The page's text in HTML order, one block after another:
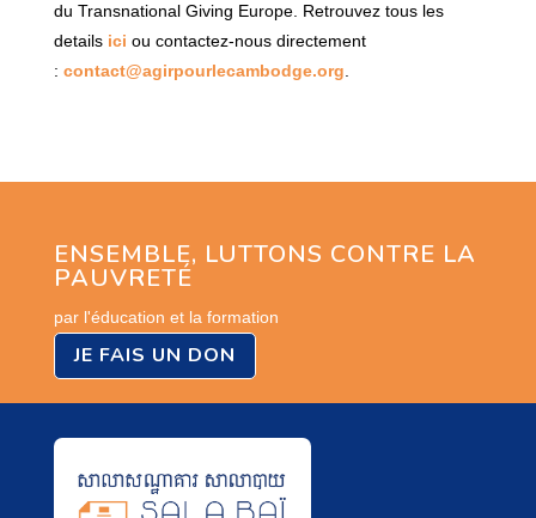
du Transnational Giving Europe. Retrouvez tous les
details ici ou contactez-nous directement
: contact@agirpourlecambodge.org.
ENSEMBLE, LUTTONS CONTRE LA
PAUVRETÉ
par l'éducation et la formation
JE FAIS UN DON